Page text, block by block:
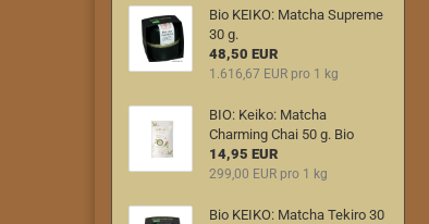
Bio KEIKO: Matcha Supreme
30 g.
48,50 EUR
1.616,67 EUR pro 1 kg
BIO: Keiko: Matcha
Charming Chai 50 g. Bio
14,95 EUR
299,00 EUR pro 1 kg
Bio KEIKO: Matcha Tekiro 30